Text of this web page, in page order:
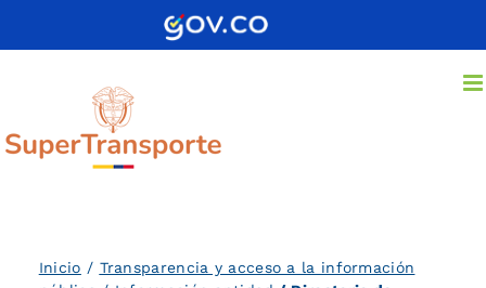
Inicio / Transparencia y acceso a la información